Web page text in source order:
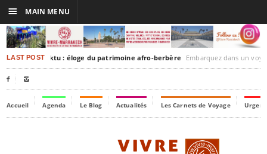
LAST POST
Timbuktu : éloge du patrimoine afro-berbère Embarquez dans un voyage culturel dans le
 
Accueil Agenda Le Blog Actualités Les Carnets de Voyage
☰ MAIN MENU